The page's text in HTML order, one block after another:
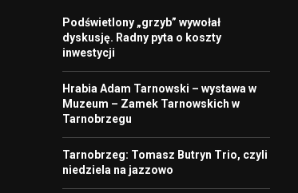
Podświetlony „grzyb” wywołał
dyskusję. Radny pyta o koszty
inwestycji
Hrabia Adam Tarnowski – wystawa w
Muzeum – Zamek Tarnowskich w
Tarnobrzegu
Tarnobrzeg: Tomasz Butryn Trio, czyli
niedziela na jazzowo